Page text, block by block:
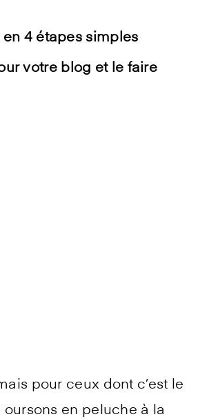
4 étapes simples
votre blog et le faire
pour ceux dont c’est le
en peluche à la